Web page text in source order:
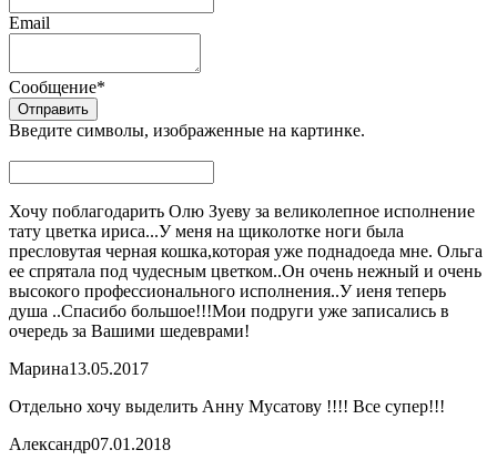
Email
Сообщение*
Введите символы, изображенные на картинке.
Хочу поблагодарить Олю Зуеву за великолепное исполнение
тату цветка ириса...У меня на щиколотке ноги была
пресловутая черная кошка,которая уже поднадоеда мне. Ольга
ее спрятала под чудесным цветком..Он очень нежный и очень
высокого профессионального исполнения..У иеня теперь
душа ..Спасибо большое!!!Мои подруги уже записались в
очередь за Вашими шедеврами!
Марина13.05.2017
Отдельно хочу выделить Анну Мусатову !!!! Все супер!!!
Александр07.01.2018